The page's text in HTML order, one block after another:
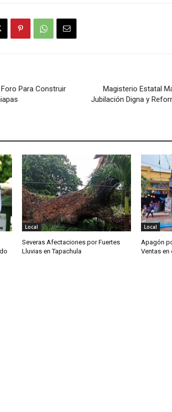
Para Construir
Magisterio Estatal
Jubilación Digna y
Local
Severas Afectaciones por Fuertes
Lluvias en Tapachula
Local
Apagón
Ventas en